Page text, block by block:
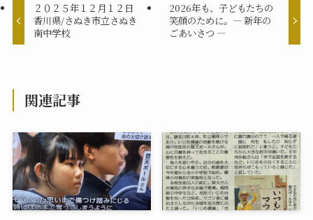
２０２５年１２月１２日
香川県/さぬき市立さぬき
南中学校
2026年も、子どもたちの
笑顔のために。― 新年の
ごあいさつ ―
関連記事